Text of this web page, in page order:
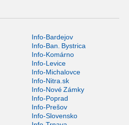
Info-Bardejov
Info-Ban. Bystrica
Info-Komárno
Info-Levice
Info-Michalovce
Info-Nitra.sk
Info-Nové Zámky
Info-Poprad
Info-Prešov
Info-Slovensko